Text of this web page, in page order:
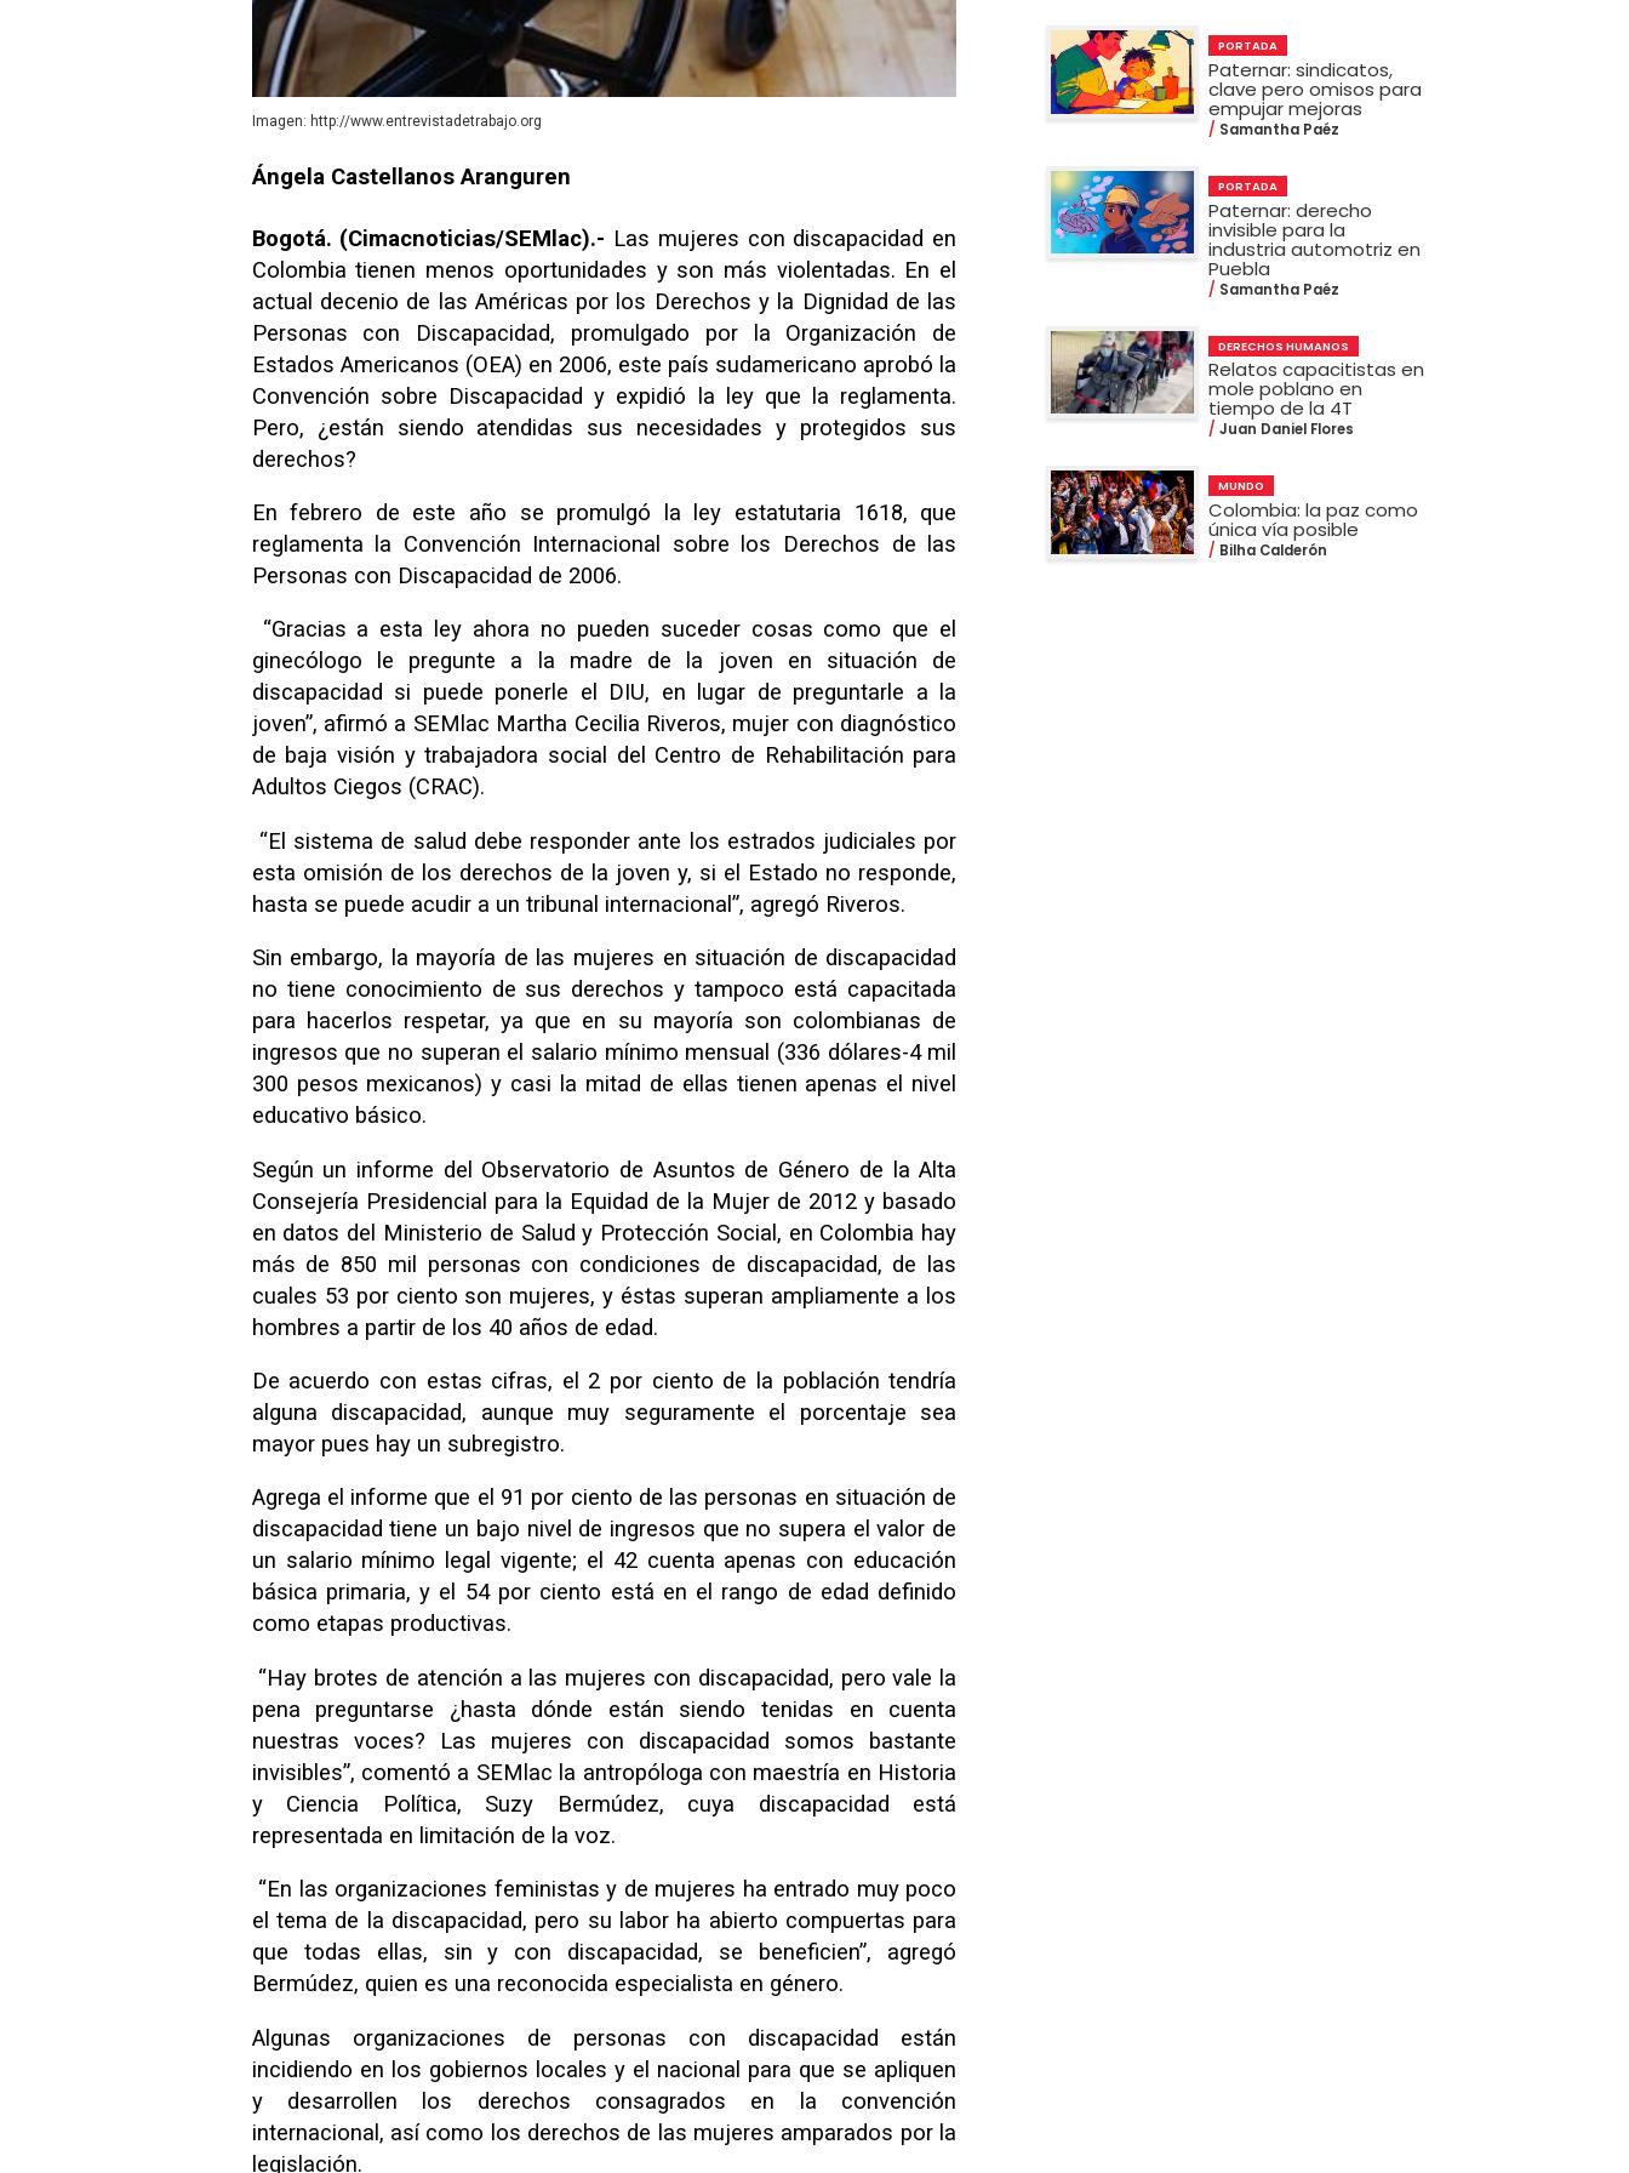
Imagen: http://www.entrevistadetrabajo.org
Ángela Castellanos Aranguren
Bogotá. (Cimacnoticias/SEMlac).- Las mujeres con discapacidad en
Colombia tienen menos oportunidades y son más violentadas. En el
actual decenio de las Américas por los Derechos y la Dignidad de las
Personas con Discapacidad, promulgado por la Organización de
Estados Americanos (OEA) en 2006, este país sudamericano aprobó la
Convención sobre Discapacidad y expidió la ley que la reglamenta.
Pero, ¿están siendo atendidas sus necesidades y protegidos sus
derechos?
En febrero de este año se promulgó la ley estatutaria 1618, que
reglamenta la Convención Internacional sobre los Derechos de las
Personas con Discapacidad de 2006.
“Gracias a esta ley ahora no pueden suceder cosas como que el
ginecólogo le pregunte a la madre de la joven en situación de
discapacidad si puede ponerle el DIU, en lugar de preguntarle a la
joven”, afirmó a SEMlac Martha Cecilia Riveros, mujer con diagnóstico
de baja visión y trabajadora social del Centro de Rehabilitación para
Adultos Ciegos (CRAC).
“El sistema de salud debe responder ante los estrados judiciales por
esta omisión de los derechos de la joven y, si el Estado no responde,
hasta se puede acudir a un tribunal internacional”, agregó Riveros.
Sin embargo, la mayoría de las mujeres en situación de discapacidad
no tiene conocimiento de sus derechos y tampoco está capacitada
para hacerlos respetar, ya que en su mayoría son colombianas de
ingresos que no superan el salario mínimo mensual (336 dólares-4 mil
300 pesos mexicanos) y casi la mitad de ellas tienen apenas el nivel
educativo básico.
Según un informe del Observatorio de Asuntos de Género de la Alta
Consejería Presidencial para la Equidad de la Mujer de 2012 y basado
en datos del Ministerio de Salud y Protección Social, en Colombia hay
más de 850 mil personas con condiciones de discapacidad, de las
cuales 53 por ciento son mujeres, y éstas superan ampliamente a los
hombres a partir de los 40 años de edad.
De acuerdo con estas cifras, el 2 por ciento de la población tendría
alguna discapacidad, aunque muy seguramente el porcentaje sea
mayor pues hay un subregistro.
Agrega el informe que el 91 por ciento de las personas en situación de
discapacidad tiene un bajo nivel de ingresos que no supera el valor de
un salario mínimo legal vigente; el 42 cuenta apenas con educación
básica primaria, y el 54 por ciento está en el rango de edad definido
como etapas productivas.
“Hay brotes de atención a las mujeres con discapacidad, pero vale la
pena preguntarse ¿hasta dónde están siendo tenidas en cuenta
nuestras voces? Las mujeres con discapacidad somos bastante
invisibles”, comentó a SEMlac la antropóloga con maestría en Historia
y Ciencia Política, Suzy Bermúdez, cuya discapacidad está
representada en limitación de la voz.
“En las organizaciones feministas y de mujeres ha entrado muy poco
el tema de la discapacidad, pero su labor ha abierto compuertas para
que todas ellas, sin y con discapacidad, se beneficien”, agregó
Bermúdez, quien es una reconocida especialista en género.
Algunas organizaciones de personas con discapacidad están
incidiendo en los gobiernos locales y el nacional para que se apliquen
y desarrollen los derechos consagrados en la convención
internacional, así como los derechos de las mujeres amparados por la
legislación.
PORTADA
Paternar: sindicatos,
clave pero omisos para
empujar mejoras
Samantha Paéz
PORTADA
Paternar: derecho
invisible para la
industria automotriz en
Puebla
Samantha Paéz
DERECHOS HUMANOS
Relatos capacitistas en
mole poblano en
tiempo de la 4T
Juan Daniel Flores
MUNDO
Colombia: la paz como
única vía posible
Bilha Calderón